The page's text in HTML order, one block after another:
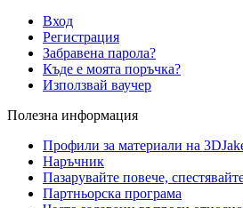
Вход
Регистрация
Забравена парола?
Къде е моята поръчка?
Използвай ваучер
Полезна информация
Профили за материали на
Наръчник
Пазарувайте повече,
Партньорска програма